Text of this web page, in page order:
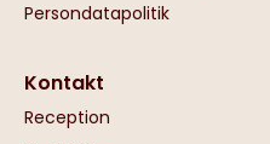
Persondatapolitik
Kontakt
Reception